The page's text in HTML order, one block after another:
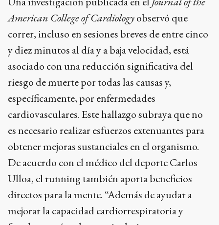
American College of Cardiologyobservó que
correr, incluso en sesiones breves de entre cinco
y diez minutos al día y a baja velocidad, está
asociado con una reducción significativa del
riesgo de muerte por todas las causas y,
específicamente, por enfermedades
cardiovasculares. Este hallazgo subraya que no
es necesario realizar esfuerzos extenuantes para
obtener mejoras sustanciales en el organismo.
De acuerdo con el médico del deporte Carlos
Ulloa, el running también aporta beneficios
directos para la mente. “Además de ayudar a
mejorar la capacidad cardiorrespiratoria y